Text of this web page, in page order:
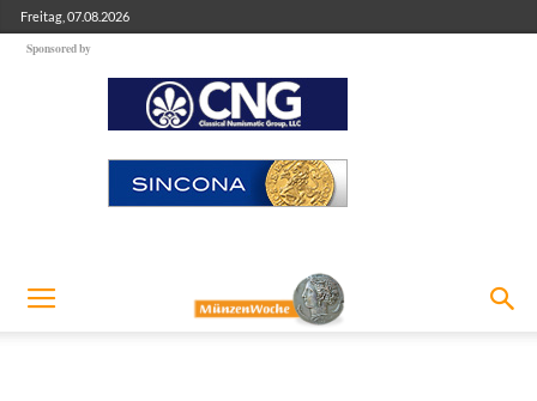
Freitag, 07.08.2026
Sponsored by